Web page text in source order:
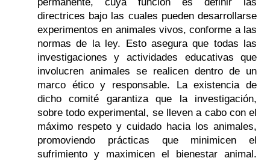
permanente, cuya función es definir las
directrices bajo las cuales pueden desarrollarse
experimentos en animales vivos, conforme a las
normas de la ley. Esto asegura que todas las
investigaciones y actividades educativas que
involucren animales se realicen dentro de un
marco ético y responsable. La existencia de
dicho comité garantiza que la investigación,
sobre todo experimental, se lleven a cabo con el
máximo respeto y cuidado hacia los animales,
promoviendo prácticas que minimicen el
sufrimiento y maximicen el bienestar animal.